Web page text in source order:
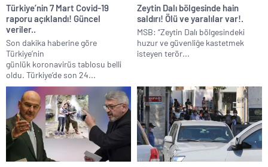
Türkiye’nin 7 Mart Covid-19
raporu açıklandı! Güncel
veriler..
Son dakika haberine göre
Türkiye’nin
günlük koronavirüs tablosu belli
oldu. Türkiye’de son 24...
Zeytin Dalı bölgesinde hain
saldırı! Ölü ve yaralılar var!.
MSB: “Zeytin Dalı bölgesindeki
huzur ve güvenliğe kastetmek
isteyen terör...